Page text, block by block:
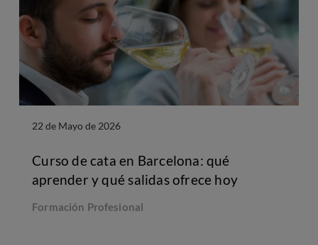
22 de Mayo de 2026
Curso de cata en Barcelona: qué
aprender y qué salidas ofrece hoy
Formación Profesional